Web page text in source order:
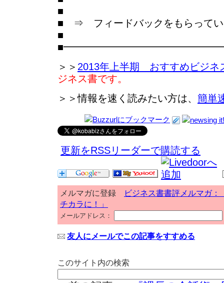
■
■ ⇒ フィードバックをもらってい
■
＞＞ 2013年上半期 おすすめビジネ
ジネス書です。
＞＞情報を速く読みたい方は、 簡単
更新をRSSリーダーで購読する
メルマガに登録
ビジネス書書評メルマガ：
チカラに！」
メールアドレス：
友人にメールでこの記事をすすめる
このサイト内の検索